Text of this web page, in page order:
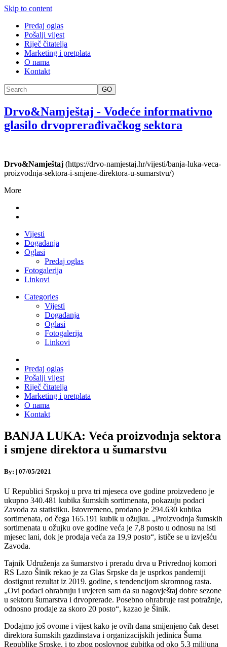
Skip to content
Predaj oglas
Pošalji vijest
Riječ čitatelja
Marketing i pretplata
O nama
Kontakt
GO
Drvo&Namještaj - Vodeće informativno
glasilo drvoprerađivačkog sektora
Drvo&Namještaj (https://drvo-namjestaj.hr/vijesti/banja-luka-veca-
proizvodnja-sektora-i-smjene-direktora-u-sumarstvu/)
More
Vijesti
Događanja
Oglasi
Predaj oglas
Fotogalerija
Linkovi
Categories
Vijesti
Događanja
Oglasi
Fotogalerija
Linkovi
Predaj oglas
Pošalji vijest
Riječ čitatelja
Marketing i pretplata
O nama
Kontakt
BANJA LUKA: Veća proizvodnja sektora
i smjene direktora u šumarstvu
By: | 07/05/2021
U Republici Srpskoj u prva tri mjeseca ove godine proizvedeno je
ukupno 340.481 kubika šumskih sortimenata, pokazuju podaci
Zavoda za statistiku. Istovremeno, prodano je 294.630 kubika
sortimenata, od čega 165.191 kubik u ožujku. „Proizvodnja šumskih
sortimenata u ožujku ove godine veća je 7,8 posto u odnosu na isti
mjesec lani, dok je prodaja veća za 19,9 posto“, ističe se u izvješću
Zavoda.
Tajnik Udruženja za šumarstvo i preradu drva u Privrednoj komori
RS Lazo Šinik rekao je za Glas Srpske da je usprkos pandemiji
dostignut rezultat iz 2019. godine, s tendencijom skromnog rasta.
„Ovi podaci ohrabruju i uvjeren sam da su nagovještaj dobre sezone
u sektoru šumarstva i drvoprerade. Posebno ohrabruje rast potražnje,
odnosno prodaje za skoro 20 posto“, kazao je Šinik.
Dodajmo još ovome i vijest kako je ovih dana smijenjeno čak deset
direktora šumskih gazdinstava i organizacijskih jedinica Šuma
Republike Srpske, i to zbog poslovnog gubitka od oko 5,3 milijuna